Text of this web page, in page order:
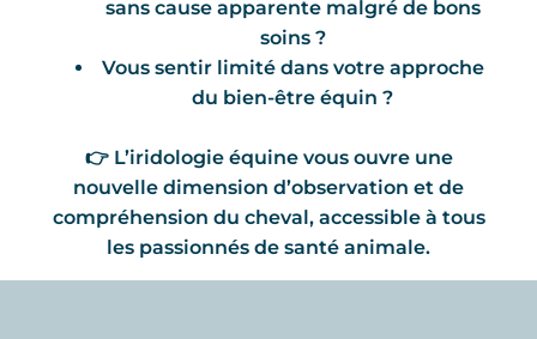
sans cause apparente malgré de bons
soins ?
Vous sentir limité dans votre approche
du bien-être équin ?
👉 L’iridologie équine vous ouvre une
nouvelle dimension d’observation et de
compréhension du cheval, accessible à tous
les passionnés de santé animale.